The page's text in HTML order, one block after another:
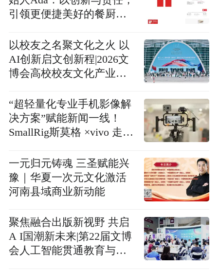
引领更便捷美好的餐厨生
以校友之名聚文化之火 以
AI创新启文创新程|2026文
博会高校校友文化产业发
“超轻量化专业手机影像解
决方案”赋能新闻一线！
SmallRig斯莫格 ×vivo 走进
一元归元铸魂 三圣赋能兴
豫｜华夏一次元文化激活
河南县域商业新动能
聚焦融合出版新视野 共启
A I国潮新未来|第22届文博
会人工智能贯通教育与文